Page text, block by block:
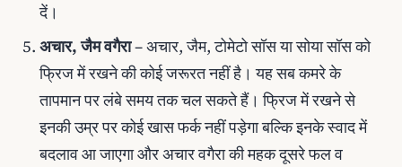
दें।
अचार, जैम वगैरा– अचार, जैम, टोमेटो सॉस या सोया सॉस को
फ्रिज में रखने की कोई जरूरत नहीं है। यह सब कमरे के
तापमान पर लंबे समय तक चल सकते हैं। फ्रिज में रखने से
इनकी उम्र पर कोई खास फर्क नहीं पड़ेगा बल्‍कि इनके स्‍वाद में
बदलाव आ जाएगा और अचार वगैरा की महक दूसरे फल व